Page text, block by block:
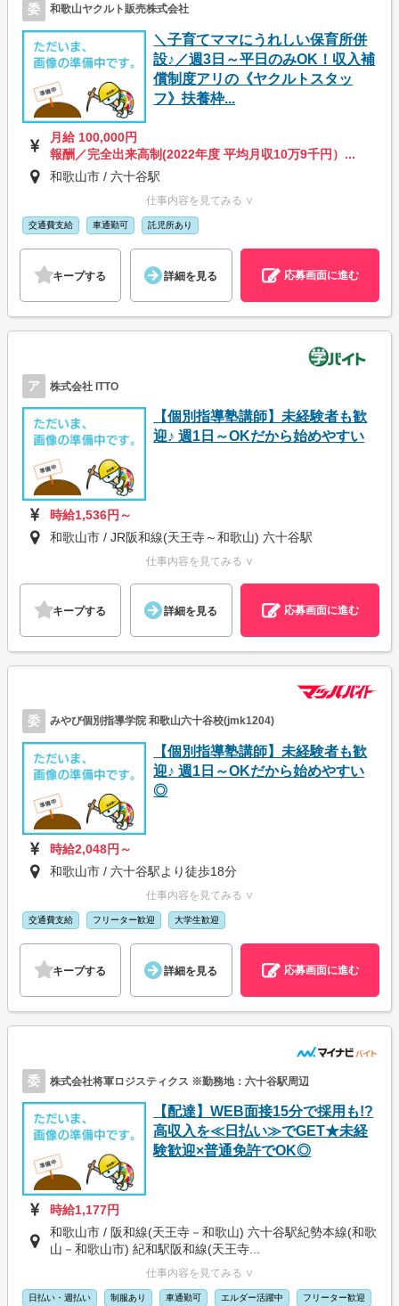
委 和歌山ヤクルト販売株式会社
＼子育てママにうれしい保育所併
設♪／週3日～平日のみOK！収入補
償制度アリの《ヤクルトスタッ
フ》扶養枠...
月給 100,000円
報酬／完全出来高制(2022年度 平均月収10万9千円）...
和歌山市 / 六十谷駅
仕事内容を見てみる ∨
交通費支給 車通勤可 託児所あり
キープする 詳細を見る 応募画面に進む
ア 株式会社 ITTO
【個別指導塾講師】未経験者も歓
迎♪ 週1日～OKだから始めやすい
時給1,536円～
和歌山市 / JR阪和線(天王寺～和歌山) 六十谷駅
仕事内容を見てみる ∨
キープする 詳細を見る 応募画面に進む
委 みやび個別指導学院 和歌山六十谷校(jmk1204)
【個別指導塾講師】未経験者も歓
迎♪ 週1日～OKだから始めやすい
◎
時給2,048円～
和歌山市 / 六十谷駅より徒歩18分
仕事内容を見てみる ∨
交通費支給 フリーター歓迎 大学生歓迎
キープする 詳細を見る 応募画面に進む
委 株式会社将軍ロジスティクス ※勤務地：六十谷駅周辺
【配達】WEB面接15分で採用も!?
高収入を≪日払い≫でGET★未経
験歓迎×普通免許でOK◎
時給1,177円
和歌山市 / 阪和線(天王寺－和歌山) 六十谷駅紀勢本線(和歌
山－和歌山市) 紀和駅阪和線(天王寺...
仕事内容を見てみる ∨
日払い・週払い 制服あり 車通勤可 エルダー活躍中 フリーター歓迎